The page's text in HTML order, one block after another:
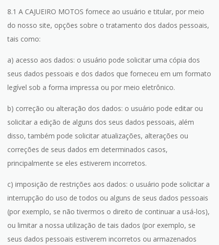
8.1 A CAJUEIRO MOTOS fornece ao usuário e titular, por meio
do nosso site, opções sobre o tratamento dos dados pessoais,
tais como:
a) acesso aos dados: o usuário pode solicitar uma cópia dos
seus dados pessoais e dos dados que forneceu em um formato
legível sob a forma impressa ou por meio eletrônico.
b) correção ou alteração dos dados: o usuário pode editar ou
solicitar a edição de alguns dos seus dados pessoais, além
disso, também pode solicitar atualizações, alterações ou
correções de seus dados em determinados casos,
principalmente se eles estiverem incorretos.
c) imposição de restrições aos dados: o usuário pode solicitar a
interrupção do uso de todos ou alguns de seus dados pessoais
(por exemplo, se não tivermos o direito de continuar a usá-los),
ou limitar a nossa utilização de tais dados (por exemplo, se
seus dados pessoais estiverem incorretos ou armazenados